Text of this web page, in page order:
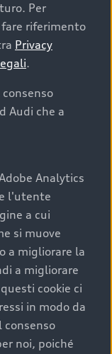
prima di
e all'aspetto,
corrisponde a
maggiore
manutenzione
interni: una
e attenzione del
Per
riferimento
Privacy
.
Audi che a
Analytics
l'utente
a cui
si muove
a migliorare la
a migliorare
cookie ci
in modo da
noi, poiché